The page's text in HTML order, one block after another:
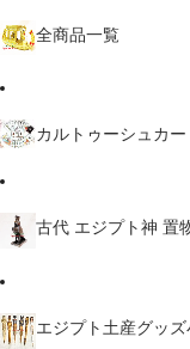
全商品一覧
カルトゥーシュカ
古代 エジプト神 置
エジプト土産グッ